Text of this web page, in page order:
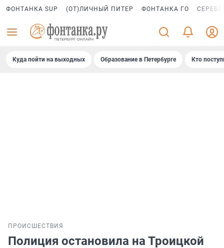
ФОНТАНКА SUP (ОТ)ЛИЧНЫЙ ПИТЕР ФОНТАНКА ГО
Куда пойти на выходных Образование в Петербурге Кто
ПРОИСШЕСТВИЯ
Полиция остановила на Троицкой